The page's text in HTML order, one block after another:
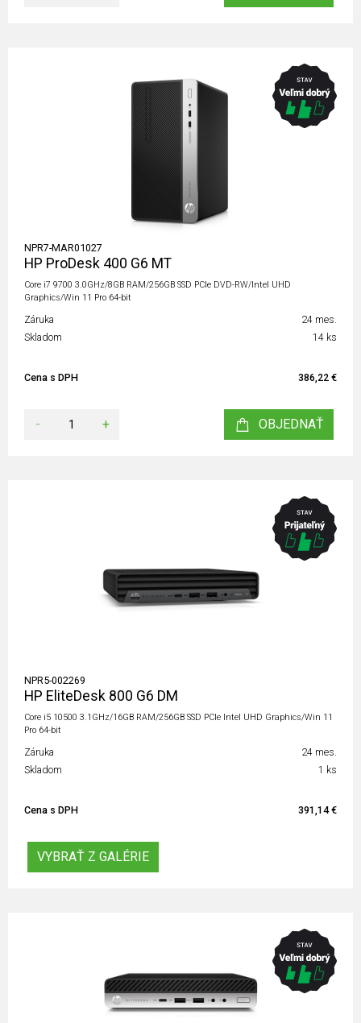
NPR7-MAR01027
HP ProDesk 400 G6 MT
Core i7 9700 3.0GHz/8GB RAM/256GB SSD PCIe DVD-RW/Intel UHD
Graphics/Win 11 Pro 64-bit
Záruka
24 mes.
Skladom
14 ks
Cena s DPH 386,22 €
- + OBJEDNAŤ
NPR5-002269
HP EliteDesk 800 G6 DM
Core i5 10500 3.1GHz/16GB RAM/256GB SSD PCIe Intel UHD Graphics/Win 11
Pro 64-bit
Záruka
24 mes.
Skladom
1 ks
Cena s DPH 391,14 €
VYBRAŤ Z GALÉRIE